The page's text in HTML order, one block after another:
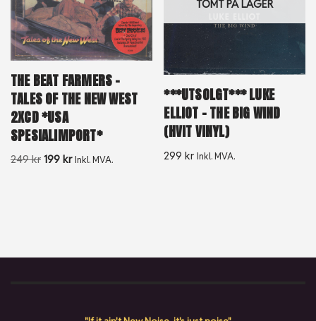
THE BEAT FARMERS –
TALES OF THE NEW WEST
2XCD *USA
SPESIALIMPORT*
249kr 199 kr Inkl. MVA.
TOMT PÅ LAGER
***UTSOLGT*** LUKE
ELLIOT – THE BIG WIND
(HVIT VINYL)
299kr Inkl. MVA.